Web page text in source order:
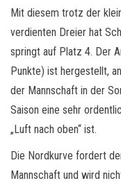
Mit diesem trotz der
verdienten Dreier hat
springt auf Platz 4. Der
Punkte) ist hergestellt,
der Mannschaft in der
Saison eine sehr
„Luft nach oben“ ist.
Die Nordkurve fordert
Mannschaft und wird